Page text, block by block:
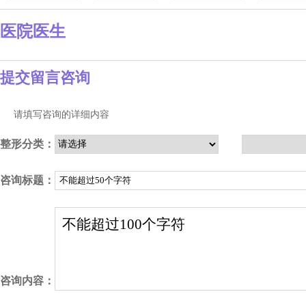
医院医生
提交留言咨询
请填写咨询的详细内容
整形分类：
咨询标题：
咨询内容：